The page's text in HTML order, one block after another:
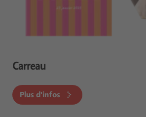
Carreau
Plus d'infos